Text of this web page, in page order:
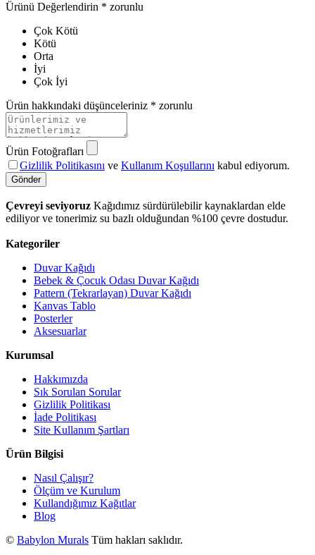
Ürünü Değerlendirin * zorunlu
Çok Kötü
Kötü
Orta
İyi
Çok İyi
Ürün hakkındaki düşünceleriniz * zorunlu
Ürün Fotoğrafları
Gizlilik Politikasını ve Kullanım Koşullarını kabul ediyorum.
Gönder
Çevreyi seviyoruz Kağıdımız sürdürülebilir kaynaklardan elde
ediliyor ve tonerimiz su bazlı olduğundan %100 çevre dostudur.
Kategoriler
Duvar Kağıdı
Bebek & Çocuk Odası Duvar Kağıdı
Pattern (Tekrarlayan) Duvar Kağıdı
Kanvas Tablo
Posterler
Aksesuarlar
Kurumsal
Hakkımızda
Sık Sorulan Sorular
Gizlilik Politikası
İade Politikası
Site Kullanım Şartları
Ürün Bilgisi
Nasıl Çalışır?
Ölçüm ve Kurulum
Kullandığımız Kağıtlar
Blog
© Babylon Murals Tüm hakları saklıdır.